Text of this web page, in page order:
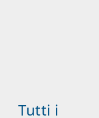
Tutti i